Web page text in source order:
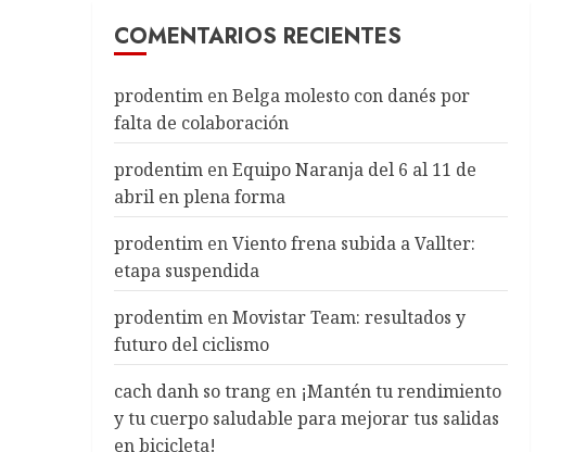
COMENTARIOS RECIENTES
prodentimenBelga molesto con danés por
falta de colaboración
prodentimenEquipo Naranja del 6 al 11 de
abril en plena forma
prodentimenViento frena subida a Vallter:
etapa suspendida
prodentimenMovistar Team: resultados y
futuro del ciclismo
cach danh so trang en ¡Mantén tu rendimiento
y tu cuerpo saludable para mejorar tus salidas
en bicicleta!